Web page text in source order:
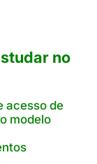
no
acesso de
modelo